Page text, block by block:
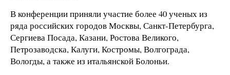
В конференции приняли участие более 40 ученых из
ряда российских городов Москвы, Санкт-Петербурга,
Сергиева Посада, Казани, Ростова Великого,
Петрозаводска, Калуги, Костромы, Волгограда,
Вологды, а также из итальянской Болоньи.